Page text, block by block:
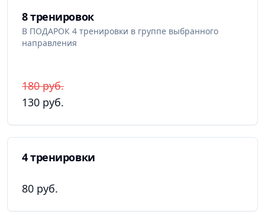
откройте мир единоборств и физического развития
для вашего ребенка. Здесь он сможет не только
развивать свои навыки, но и формировать качества
Насколько далеко он продвинется - зависит
8 тренировок
В ПОДАРОК 4 тренировки в группе выбранного
направления
180 руб.
130 руб.
4 тренировки
80 руб.